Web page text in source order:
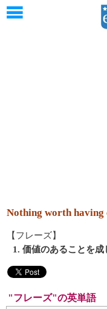
Nothing worth having
【フレーズ】
1. 価値のあることを成
"フレーズ"の英単語